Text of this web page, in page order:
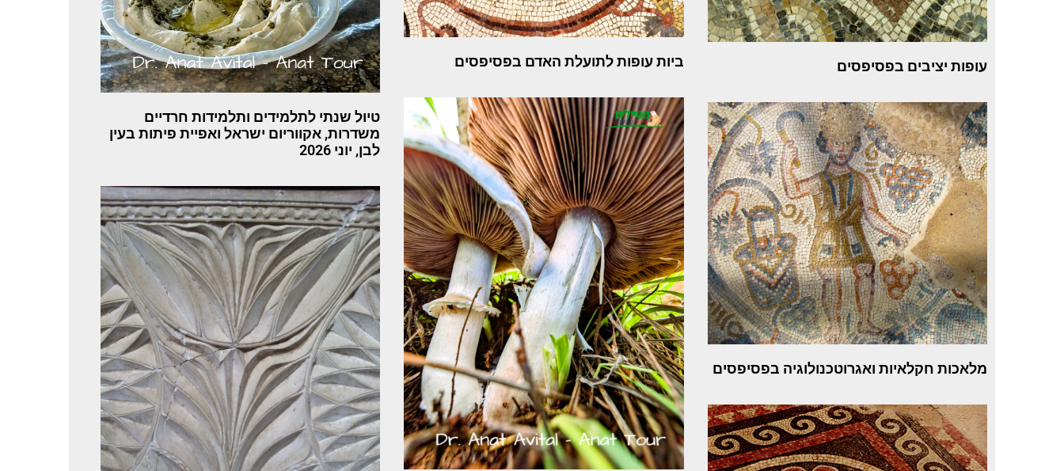
עופות יציבים בפסיפסים ביות עופות לתועלת האדם בפסיפסים
טיול שנתי לתלמידים ותלמידות חרדיים
משדרות, אקווריום ישראל ואפיית פיתות בעין
לבן, יוני 2026
מלאכות חקלאיות ואגרוטכנולוגיה בפסיפסים